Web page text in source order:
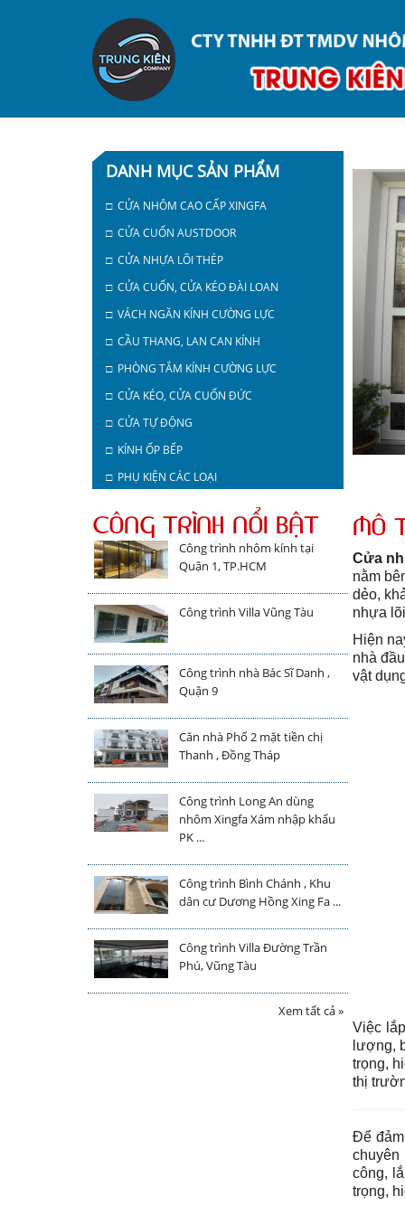
DANH MỤC SẢN PHẨM
□ CỬA NHÔM CAO CẤP XINGFA
□ CỬA CUỐN AUSTDOOR
□ CỬA NHỰA LÕI THÉP
□ CỬA CUỐN, CỬA KÉO ĐÀI LOAN
□ VÁCH NGĂN KÍNH CƯỜNG LỰC
□ CẦU THANG, LAN CAN KÍNH
□ PHÒNG TẮM KÍNH CƯỜNG LỰC
□ CỬA KÉO, CỬA CUỐN ĐỨC
□ CỬA TỰ ĐỘNG
□ KÍNH ỐP BẾP
□ PHỤ KIỆN CÁC LOẠI
CÔNG TRÌNH NỔI BẬT
Công trình nhôm kính tại
Quận 1, TP.HCM
Công trình Villa Vũng Tàu
Công trình nhà Bác Sĩ Danh ,
Quận 9
Căn nhà Phố 2 mặt tiền chị
Thanh , Đồng Tháp
Công trình Long An dùng
nhôm Xingfa Xám nhập khẩu
PK ...
Công trình Bình Chánh , Khu
dân cư Dương Hồng Xing Fa ...
Công trình Villa Đường Trần
Phú, Vũng Tàu
Xem tất cả »
MÔ
Cửa
nằm
dẻo,
nhựa
Hiện
nhà
vật
Việc
lượng,
trọng,
thị
Để
chuyên
công,
trọng,